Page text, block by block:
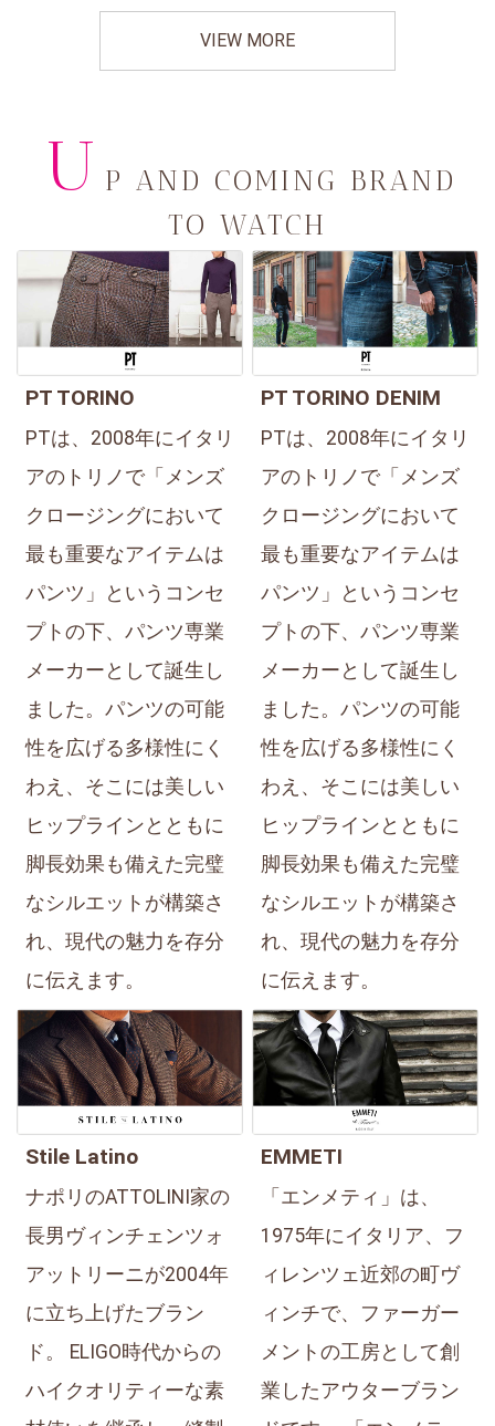
VIEW MORE
U P AND COMING BRAND
TO WATCH
PT TORINO
PTは、2008年にイタリ
アのトリノで「メンズ
クロージングにおいて
最も重要なアイテムは
パンツ」というコンセ
プトの下、パンツ専業
メーカーとして誕生し
ました。パンツの可能
性を広げる多様性にく
わえ、そこには美しい
ヒップラインとともに
脚長効果も備えた完璧
なシルエットが構築さ
れ、現代の魅力を存分
に伝えます。
PT TORINO DENIM
PTは、2008年にイタリ
アのトリノで「メンズ
クロージングにおいて
最も重要なアイテムは
パンツ」というコンセ
プトの下、パンツ専業
メーカーとして誕生し
ました。パンツの可能
性を広げる多様性にく
わえ、そこには美しい
ヒップラインとともに
脚長効果も備えた完璧
なシルエットが構築さ
れ、現代の魅力を存分
に伝えます。
Stile Latino
ナポリのATTOLINI家の
長男ヴィンチェンツォ
アットリーニが2004年
に立ち上げたブラン
ド。 ELIGO時代からの
ハイクオリティーな素
EMMETI
「エンメティ」は、
1975年にイタリア、フ
ィレンツェ近郊の町ヴ
ィンチで、ファーガー
メントの工房として創
業したアウターブラン